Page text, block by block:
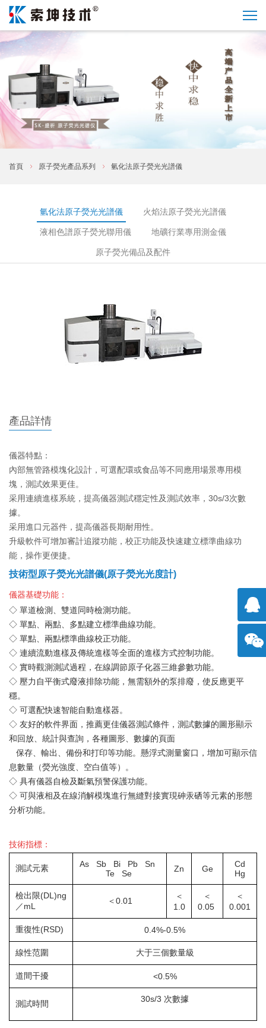
首頁 原子熒光產品系列 氫化法原子熒光光譜儀
氫化法原子熒光光譜儀 火焰法原子熒光光譜儀
液相色譜原子熒光聯用儀 地礦行業專用測金儀
原子熒光備品及配件
產品詳情
儀器特點：
內部無管路模塊化設計，可選配環或食品等不同應用場景專用模
塊，測試效果更佳。
采用連續進樣系統，提高儀器測試穩定性及測試效率，30s/3次數
據。
采用進口元器件，提高儀器長期耐用性。
升級軟件可增加審計追蹤功能，校正功能及快速建立標準曲線功
能，操作更便捷。
技術型原子熒光光譜儀(原子熒光光度計)
儀器基礎功能：
◇ 單道檢測、 雙道同時檢測功能。
◇ 單點、兩點、多點建立標準曲線功能。
◇ 單點、兩點標準曲線校正功能。
◇ 連續流動進樣及傳統進樣等全面的進樣方式控制功能。
◇ 實時觀測測試過程，在線調節原子化器三維參數功能。
◇ 壓力自平衡式廢液排除功能，無需額外的泵排廢，使反應更平
穩。
◇ 可選配快速智能自動進樣器。
◇ 友好的軟件界面，推薦更佳儀器測試條件，測試數據的圖形顯示
和回放、統計與查詢，各種圖形、數據的頁面
保存、輸出、備份和打印等功能。懸浮式測量窗口，增加可顯示信
息數量（熒光強度、空白值等）。
◇ 具有儀器自檢及斷氣預警保護功能。
◇ 可與液相及在線消解模塊進行無縫對接實現砷汞硒等元素的形態
分析功能。
技術指標：
測試元素
As Sb Bi Pb Sn
Te Se
Zn Ge
Cd
Hg
檢出限(DL)ng
／mL
＜0.01
＜
1.0
＜
0.05
＜
0.001
重復性(RSD) 0.4%-0.5%
線性范圍 大于三個數量級
道間干擾 <0.5%
測試時間 30s/3 次數據
擊咨